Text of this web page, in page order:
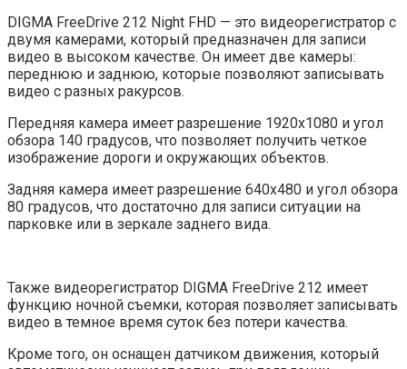
DIGMA FreeDrive 212 Night FHD — это видеорегистратор с
двумя камерами, который предназначен для записи
видео в высоком качестве. Он имеет две камеры:
переднюю и заднюю, которые позволяют записывать
видео с разных ракурсов.
Передняя камера имеет разрешение 1920х1080 и угол
обзора 140 градусов, что позволяет получить четкое
изображение дороги и окружающих объектов.
Задняя камера имеет разрешение 640х480 и угол обзора
80 градусов, что достаточно для записи ситуации на
парковке или в зеркале заднего вида.
Также видеорегистратор DIGMA FreeDrive 212 имеет
функцию ночной съемки, которая позволяет записывать
видео в темное время суток без потери качества.
Кроме того, он оснащен датчиком движения, который